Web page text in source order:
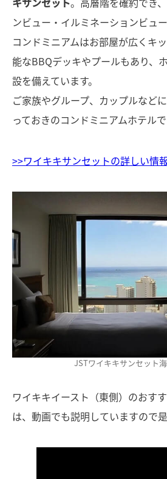
ンビュー・イルミネーションビュ
コンドミニアムはお部屋が広くキ
能なBBQデッキやプールもあり、
設を備えています。
ご家族やグループ、カップルなど
っておきのコンドミニアムホテルで
>>ワイキキサンセットの詳しい情
JSTワイキキサンセット
ワイキキイースト（東側）のおす
は、動画でも説明していますので